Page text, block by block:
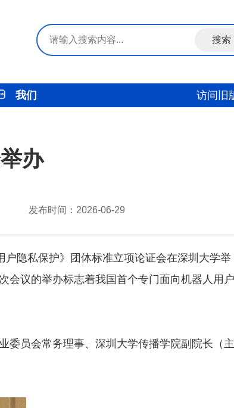
我们 访问旧
办
发布时间：2026-06-29
户隐私保护》团体标准立项论证会在深圳大学举
会议的举办标志着我国首个专门面向机器人用
委员会常务理事、深圳大学传播学院副院长（